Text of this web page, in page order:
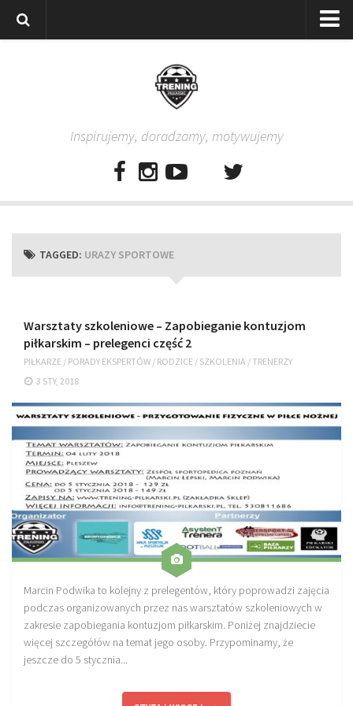
Rodzice
Aplikacja Pro Training – Trening Piłkarski
Plan treningowy “Piłkarski W-F w domu”
Poręcze do ćwiczeń PRO TRAINING
Drążki do ćwiczeń PRO TRAINING
Guma oporowa PRO TRAINING
PRODUKTY
Piłkarska Kuchnia
Poradnik Piłkarza
Zeszyt Trenera
Dziennik Piłkarza
Planer Trenera – dziennik, konspekty, notatki
Plany treningowe
Program treningowy zapobieganie kontuzjom
Plan treningowy core stability
Inspirujemy, doradzamy, motywujemy
TAGGED: URAZY SPORTOWE
Warsztaty szkoleniowe – Zapobieganie kontuzjom
piłkarskim – prelegenci część 2
PIŁKARZE / PORADY EKSPERTÓW / RODZICE / SZKOLENIA /TRENERZY
3 STY, 2018
Marcin Podwika to kolejny z prelegentów, który poprowadzi zajęcia
podczas organizowanych przez nas warsztatów szkoleniowych w
zakresie zapobiegania kontuzjom piłkarskim. Poniżej znajdziecie
więcej szczegółów na temat jego osoby. Przypominamy, że
jeszcze do 5 stycznia...